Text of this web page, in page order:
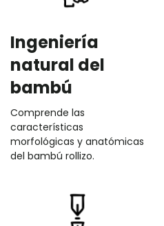
Ingeniería
natural del
bambú
Comprende las
características
morfológicas y anatómicas
del bambú rollizo.